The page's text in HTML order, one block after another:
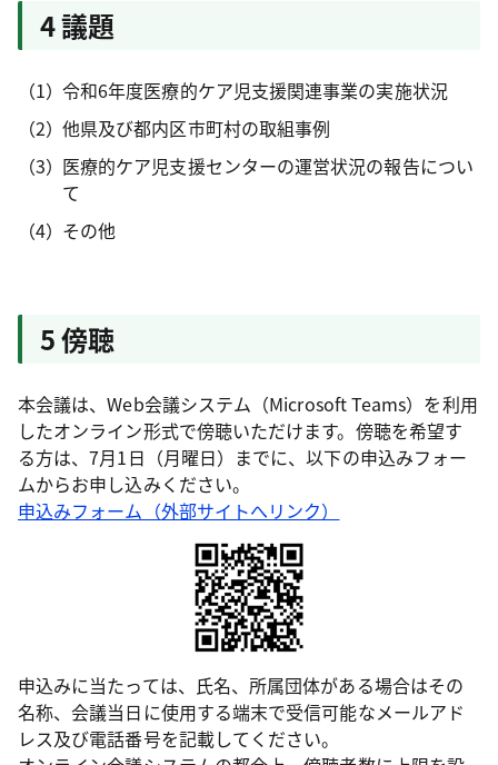
4 議題
令和6年度医療的ケア児支援関連事業の実施状況
他県及び都内区市町村の取組事例
医療的ケア児支援センターの運営状況の報告につい
て
その他
5 傍聴
本会議は、Web会議システム（Microsoft Teams）を利用
したオンライン形式で傍聴いただけます。傍聴を希望す
る方は、7月1日（月曜日）までに、以下の申込みフォー
ムからお申し込みください。
申込みフォーム（外部サイトへリンク）
申込みに当たっては、氏名、所属団体がある場合はその
名称、会議当日に使用する端末で受信可能なメールアド
レス及び電話番号を記載してください。